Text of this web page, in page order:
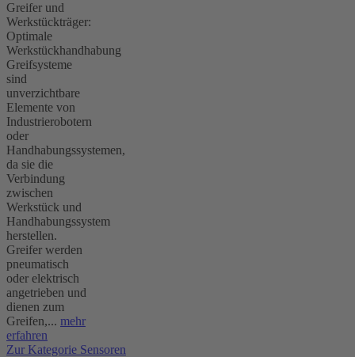
Greifer und
Werkstückträger:
Optimale
Werkstückhandhabung
Greifsysteme
sind
unverzichtbare
Elemente von
Industrierobotern
oder
Handhabungssystemen,
da sie die
Verbindung
zwischen
Werkstück und
Handhabungssystem
herstellen.
Greifer werden
pneumatisch
oder elektrisch
angetrieben und
dienen zum
Greifen,... mehr
erfahren
Zur Kategorie Sensoren